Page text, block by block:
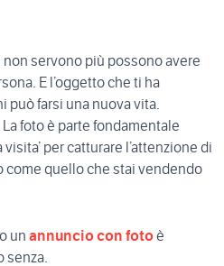
non servono più possono avere
E l’oggetto che ti ha
può farsi una nuova vita.
foto è parte fondamentale
per catturare l’attenzione di
come quello che stai vendendo
un annuncio con fotoè
senza.